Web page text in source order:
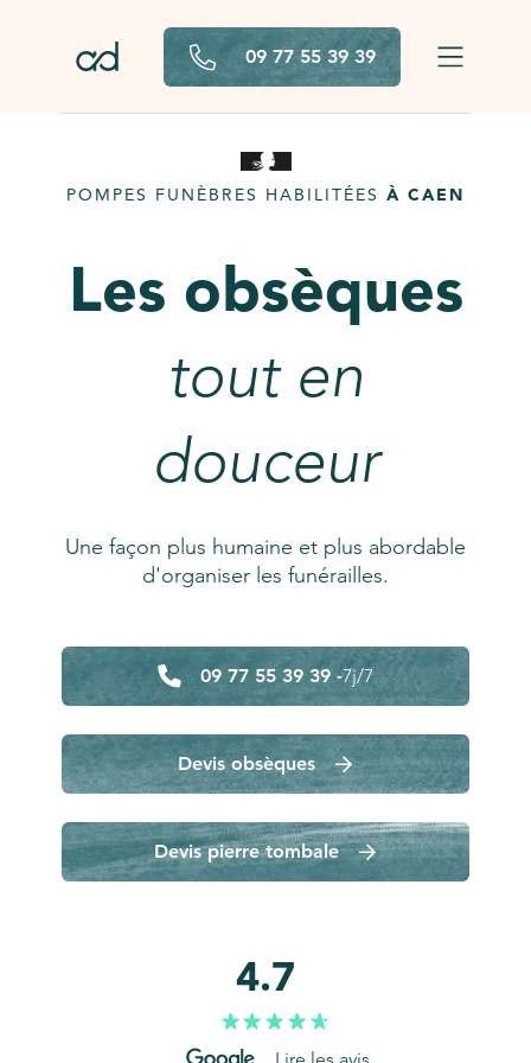
09 77 55 39 39
POMPES FUNÈBRES HABILITÉES À CAEN
Les obsèques
tout en
douceur
Une façon plus humaine et plus abordable
d'organiser les funérailles.
09 77 55 39 39 -7j/7
Devis obsèques
Devis pierre tombale
4.7